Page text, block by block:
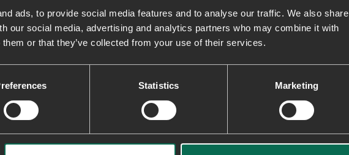
ads, to provide social media features and to analyse our traffic. We also share
our social media, advertising and analytics partners who may combine it with
or that they’ve collected from your use of their services.
Statistics Marketing